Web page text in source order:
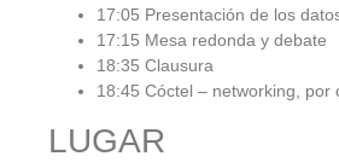
17:05 Presentación de los
17:15 Mesa redonda y debate
18:35 Clausura
18:45 Cóctel – networking, por
LUGAR